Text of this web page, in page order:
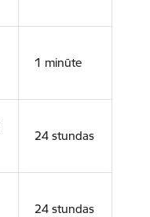
1 minūte
24 stundas
24 stundas